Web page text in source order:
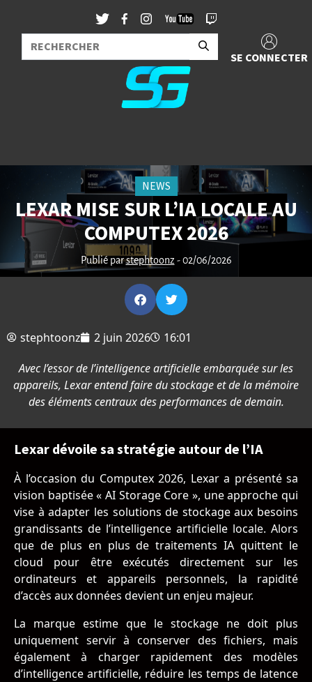
SE CONNECTER
NEWS
LEXAR MISE SUR L’IA LOCALE AU
COMPUTEX 2026
Publié parstephtoonz - 02/06/2026
stephtoonz 2 juin 2026
16:01
Avec l’essor de l’intelligence artificielle embarquée sur les
appareils, Lexar entend faire du stockage et de la mémoire
des éléments centraux des performances de demain.
Lexar dévoile sa stratégie autour de l’IA
À l’occasion du Computex 2026, Lexar a présenté sa
vision baptisée « AI Storage Core », une approche qui
vise à adapter les solutions de stockage aux besoins
grandissants de l’intelligence artificielle locale. Alors
que de plus en plus de traitements IA quittent le
cloud pour être exécutés directement sur les
ordinateurs et appareils personnels, la rapidité
d’accès aux données devient un enjeu majeur.
La marque estime que le stockage ne doit plus
uniquement servir à conserver des fichiers, mais
également à charger rapidement des modèles
d’intelligence artificielle, réduire les temps de latence